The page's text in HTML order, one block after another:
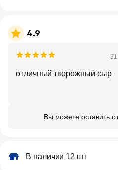
4.9
отличный творожный сыр
Вы можете оставить
В наличии 12 шт